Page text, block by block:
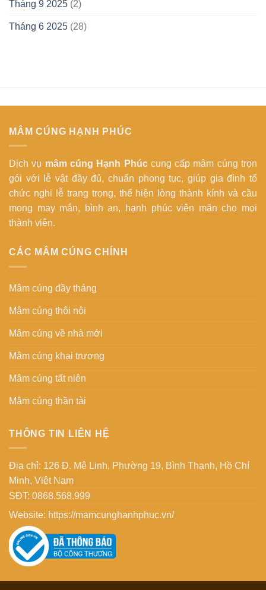
Tháng 9 2025 (2)
Tháng 6 2025 (28)
MÂM CÚNG HẠNH PHÚC
Dịch vụ mâm cúng Hạnh Phúccung cấp mâm cúng trọn
gói với lễ vật đầy đủ, chuẩn phong tục, giúp gia đình tổ
chức nghi lễ trang trọng, thể hiện lòng thành kính và cầu
mong may mắn, bình an, hạnh phúc viên mãn cho mọi
thành viên.
CÁC MÂM CÚNG CHÍNH
Mâm cúng đầy tháng
Mâm cúng thôi nôi
Mâm cúng về nhà mới
Mâm cúng khai trương
Mâm cúng tất niên
Mâm cúng thần tài
THÔNG TIN LIÊN HỆ
Địa chỉ: 126 Đ. Mê Linh, Phường 19, Bình Thạnh, Hồ Chí
Minh, Việt Nam
SĐT: 0868.568.999
Website: https://mamcunghanhphuc.vn/